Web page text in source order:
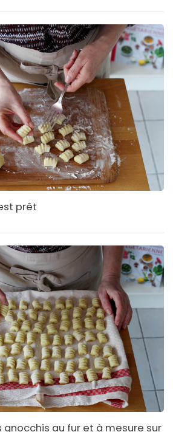
prêt
gnocchis au fur et à mesure sur